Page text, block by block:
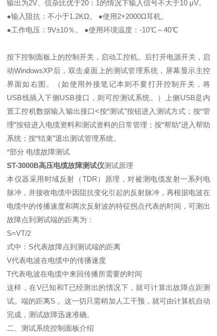
输出为2V、信杂比优于20：1的情况下输入信号不大于10 μV。
●输入阻抗：不小于1.2KΩ。 ●使用2×2000Ω耳机。
●工作电压：9V±10％。 ●使用环境温度：-10℃～40℃
按下控制面板上的控制开关，启动工控机。后打开电源开关，启
动WindowsXP后，双击桌面上的测试管理系统，屏幕显示主控
界面如右图。（如使用外接笔记本则不要打开控制开关，将
USB线插入下侧USB接口，则可控测试系统。）上侧USB是内
置工控机数据输入输出接口<按“测试”按钮进入测试方式；按“管
理”按钮进入电缆资料和测试资料的日常管理；按“帮助”进入帮助
系统；按“结束”退出测试管理系统。
*部分 电缆故障测试
ST-3000B高压电缆故障测试仪测试原理
本仪器采用时域反射（TDR）原理，对被测电缆发射一系列电
脉冲，并接收电缆中因阻抗变化引起的反射脉冲，再根据电波在
电缆中的传播速度和两次反射波的特征拐点代表的时间，可测出
故障点到测试端的距离为：
S=VT/2
式中：S代表故障点到测试端的距离
V代表电波在电缆中的传播速度
T代表电波在电缆中来回传播所需要的时间
这样，在V已知和T已经测出的情况下，就可计算出故障点距测
试。端的距离S 。这一切只需稍加人工干预，就可由计算机自动
完成，测试故障迅速准确。
二、测试系统控制面板介绍